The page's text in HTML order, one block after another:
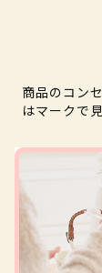
商品のコン
はマークで